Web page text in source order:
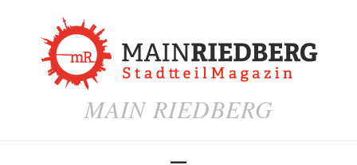
MAIN RIEDBERG